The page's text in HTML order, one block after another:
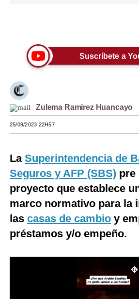
Lujo
Viajes
Moda
Estilos
Mundo
México
Internacional
Tecnología
Club del Suscriptor
Suscríbete a
Zulema Ramirez Huancayo
25/09/2023 22H57
La Superintendencia de
Seguros y AFP (SBS) pre
proyecto que establece
marco normativo para la
las casas de cambio y
préstamos y/o empeño.